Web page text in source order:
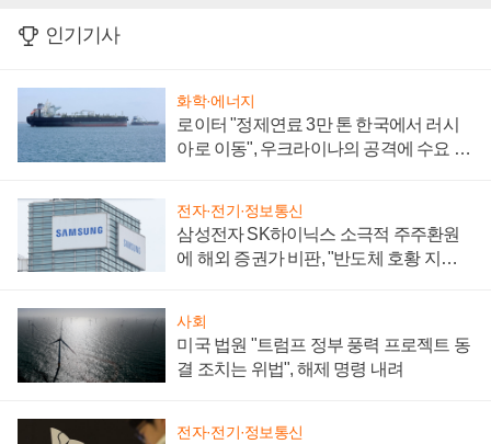
인기기사
화학·에너지
로이터 "정제연료 3만 톤 한국에서 러시
아로 이동", 우크라이나의 공격에 수요 늘
전자·전기·정보통신
삼성전자 SK하이닉스 소극적 주주환원
에 해외 증권가 비판, "반도체 호황 지속
사회
미국 법원 "트럼프 정부 풍력 프로젝트 동
결 조치는 위법", 해제 명령 내려
전자·전기·정보통신